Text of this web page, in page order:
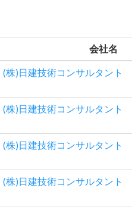
会社名
(株)日建技術コンサルタント
(株)日建技術コンサルタント
(株)日建技術コンサルタント
(株)日建技術コンサルタント